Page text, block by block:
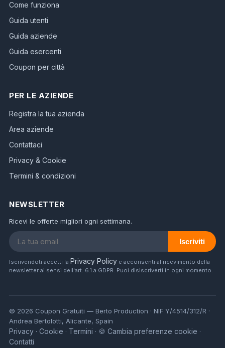
Come funziona
Guida utenti
Guida aziende
Guida esercenti
Coupon per città
PER LE AZIENDE
Registra la tua azienda
Area aziende
Contattaci
Privacy & Cookie
Termini & condizioni
NEWSLETTER
Ricevi le offerte migliori ogni settimana.
Iscriviti
Iscrivendoti accetti la Privacy Policy e acconsenti al ricevimento della
newsletter ai sensi dell'art. 6.1.a GDPR. Puoi disiscriverti in ogni momento.
© 2026 Coupon Gratuiti — Berto Production · NIF Y/4514/312/R ·
Andrea Bertolotti, Alicante, Spain
Privacy · Cookie · Termini · 🍪 Cambia preferenze cookie ·
Contatti